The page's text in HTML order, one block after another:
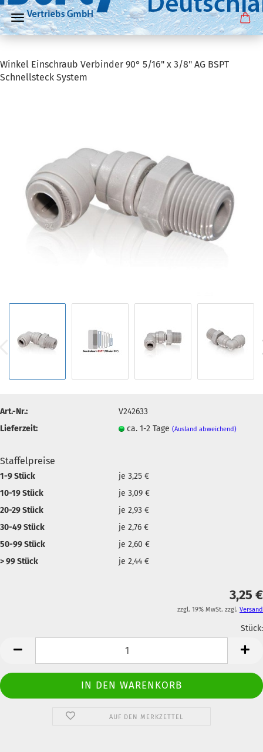
Winkel Einschraub Verbinder 90° 5/16" x 3/8" AG BSPT
Schnellsteck System
Art.-Nr.:
V242633
Lieferzeit:
ca. 1-2 Tage (Ausland abweichend)
Staffelpreise
1-9 Stück
je 3,25 €
10-19 Stück
je 3,09 €
20-29 Stück
je 2,93 €
30-49 Stück
je 2,76 €
50-99 Stück
je 2,60 €
> 99 Stück
je 2,44 €
3,25 €
zzgl. 19% MwSt. zzgl. Versand
Stück:
AUF DEN MERKZETTEL